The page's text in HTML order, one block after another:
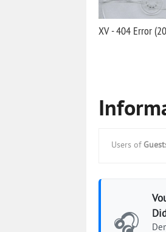
XV - 404 Error
Users of